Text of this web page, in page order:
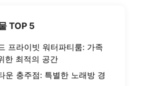
TOP 5
프라이빗 워터파티룸: 가족
한 최적의 공간
운 충주점: 특별한 노래방 경